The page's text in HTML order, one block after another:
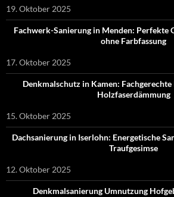
19. Oktober 2025
Fachwerk-Sanierung in Menden: Perfekte
ohne Farbfassung
17. Oktober 2025
Denkmalschutz in Kamen:
Holzfaserdämmung
15. Oktober 2025
Dachsanierung in Iserlohn: Energetische
Traufgesimse
12. Oktober 2025
Denkmalsanierung Umnutzung